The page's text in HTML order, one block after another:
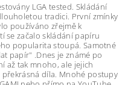
LGA tested. Skládání
tradici. První zmínky
používáno zřejmě k
se začalo skládání papíru
popularita stoupá. Samotné
papír" .Dnes je známé po
až tak mnoho, ale jejich
díla. Mnohé postupy